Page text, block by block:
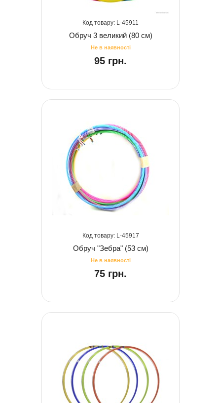
45911
Обруч 3 великий (80 см)
95 грн.
45917
Обруч "Зебра" (53 см)
75 грн.